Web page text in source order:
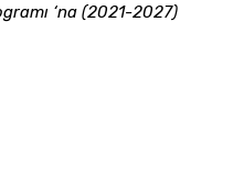
‘na (2021-2027)